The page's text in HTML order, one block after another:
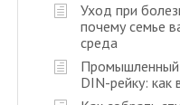
Уход при
почему семье
среда
DIN-рейку: как